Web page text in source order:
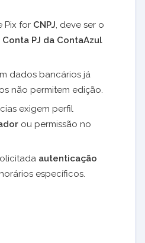
Pix for CNPJ, deve ser o
Conta PJ da ContaAzul
dados bancários já
não permitem edição.
exigem perfil
ou permissão no
autenticação
específicos.